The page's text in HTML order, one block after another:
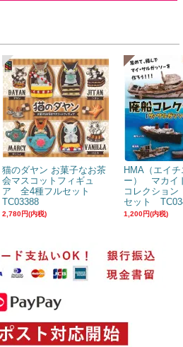
猫のダヤン お菓子なお茶
会マスコットフィギュ
ア 全4種フルセット
TC03388
2,780円(内税)
HMA（エイ
ー） マカイ
コレクショ
セット
1,200円(内税)